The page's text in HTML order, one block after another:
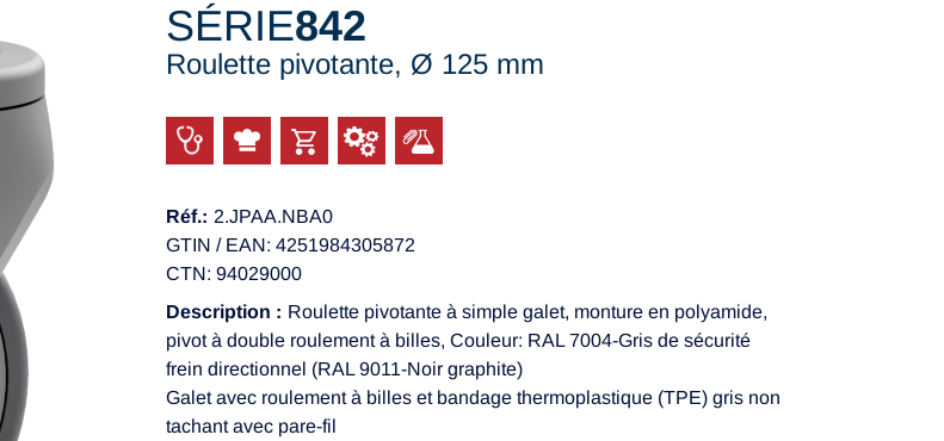
SÉRIE842
Roulette pivotante, Ø 125 mm
Réf.: 2.JPAA.NBA0
GTIN / EAN: 4251984305872
CTN: 94029000
Description : Roulette pivotante à simple galet, monture en polyamide,
pivot à double roulement à billes, Couleur: RAL 7004-Gris de sécurité
frein directionnel (RAL 9011-Noir graphite)
Galet avec roulement à billes et bandage thermoplastique (TPE) gris non
tachant avec pare-fil